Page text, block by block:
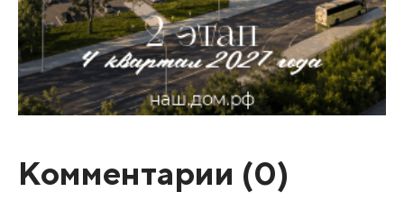
Комментарии (0)